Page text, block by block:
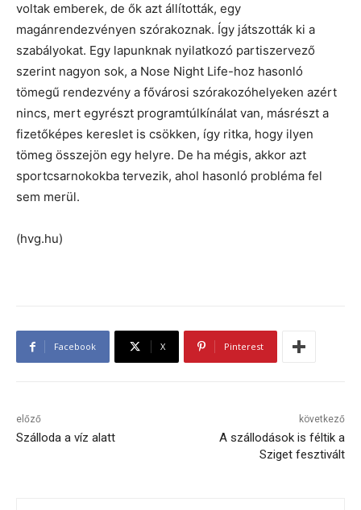
voltak emberek, de ők azt állították, egy
magánrendezvényen szórakoznak. Így játszották ki a
szabályokat. Egy lapunknak nyilatkozó partiszervező
szerint nagyon sok, a Nose Night Life-hoz hasonló
tömegű rendezvény a fővárosi szórakozóhelyeken azért
nincs, mert egyrészt programtúlkínálat van, másrészt a
fizetőképes kereslet is csökken, így ritka, hogy ilyen
tömeg összejön egy helyre. De ha mégis, akkor azt
sportcsarnokokba tervezik, ahol hasonló probléma fel
sem merül.
(hvg.hu)
Facebook X Pinterest
előző
Szálloda a víz alatt
következő
A szállodások is féltik a
Sziget fesztivált